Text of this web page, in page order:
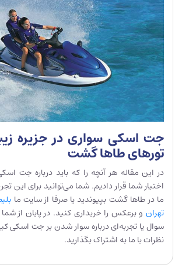
جت اسکی سواری در جزیره
تورهای طاها گشت
در این مقاله هر آنچه را که باید درباره جت
اختیار شما قرار دادیم. شما می‌توانید برای این
ما در طاها گشت بپیوندید یا صرفا از سایت ما
تهران و برعکس را خریداری کنید. در پایان از
سوال یا تجربه‌ای درباره سوار شدن بر جت اسکی
نظرات با ما به اشتراک بگذارید.